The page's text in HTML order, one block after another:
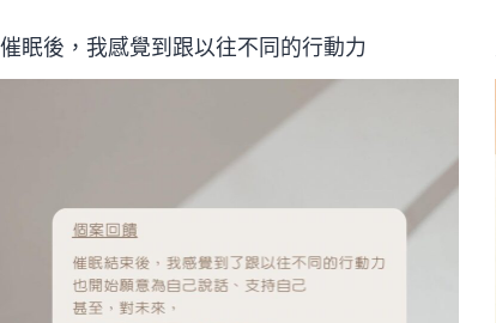
催眠後，我感覺到跟以往不同的行動力